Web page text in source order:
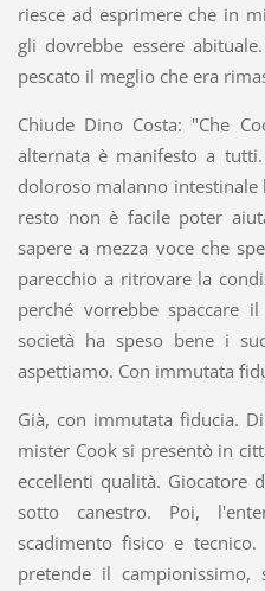
riesce ad esprimere che in
gli dovrebbe essere
pescato il meglio che era
Chiude Dino Costa: "Che
alternata è manifesto a
doloroso malanno
resto non è facile poter
sapere a mezza voce che
parecchio a ritrovare la
perché vorrebbe spaccare
società ha speso bene i
aspettiamo. Con immutata
Già, con immutata fiducia.
mister Cook si presentò in
eccellenti qualità. Giocatore
sotto canestro. Poi,
scadimento fisico e
pretende il